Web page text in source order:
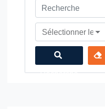
Sélectionner le